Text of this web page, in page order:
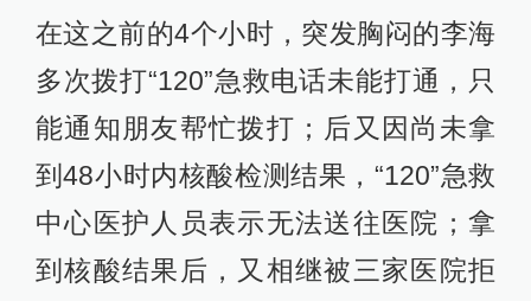
在这之前的4个小时，突发胸闷的李海
多次拨打“120”急救电话未能打通，只
能通知朋友帮忙拨打；后又因尚未拿
到48小时内核酸检测结果，“120”急救
中心医护人员表示无法送往医院；拿
到核酸结果后，又相继被三家医院拒